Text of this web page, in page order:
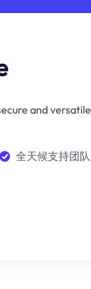
and versatile
全天候支持团队